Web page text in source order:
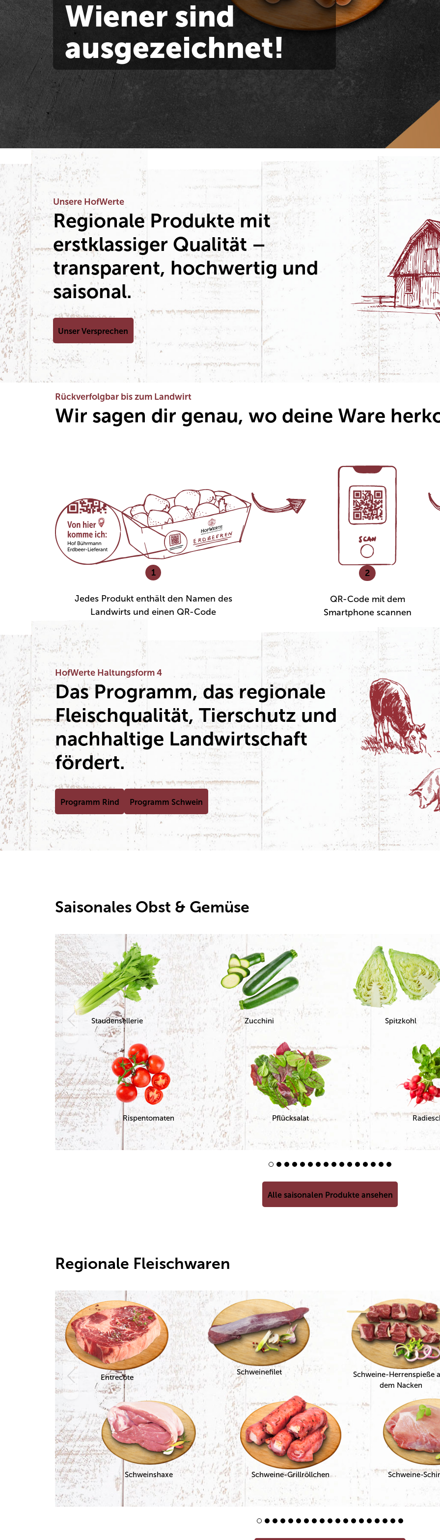
Wiener sind
ausgezeichnet!
Unsere HofWerte
Regionale Produkte mit
erstklassiger Qualität –
transparent, hochwertig und
saisonal.
Unser Versprechen
Rückverfolgbar bis zum Landwirt
Wir sagen dir genau, wo deine Ware
1
Jedes Produkt enthält den Namen des
Landwirts und einen QR-Code
2
QR-Code mit dem
Smartphone scannen
HofWerte Haltungsform 4
Das Programm, das regionale
Fleischqualität, Tierschutz und
nachhaltige Landwirtschaft
fördert.
Programm Rind Programm Schwein
Saisonales Obst & Gemüse
Staudensellerie
Rispentomaten
Zucchini
Pflücksalat
Spitzkohl
Alle saisonalen Produkte ansehen
Regionale Fleischwaren
Entrecôte
Schweinshaxe
Schweinefilet
Schweine-Grillröllchen
Schweine-Herrenspieße
dem Nacken
Schweine-